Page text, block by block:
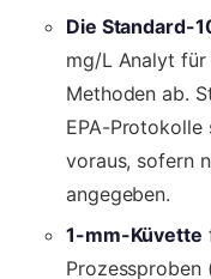
Die Standard-
mg/L Analyt
Methoden ab.
EPA-Protokolle
voraus, sofern
angegeben.
1-mm-Küvette
Prozessproben